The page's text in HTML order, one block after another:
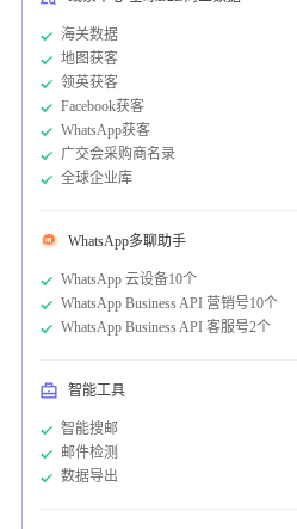
海关数据
地图获客
领英获客
Facebook获客
WhatsApp获客
广交会采购商名录
全球企业库
WhatsApp多聊助手
WhatsApp 云设备10个
WhatsApp Business API 营销号10个
WhatsApp Business API 客服号2个
智能工具
智能搜邮
邮件检测
数据导出